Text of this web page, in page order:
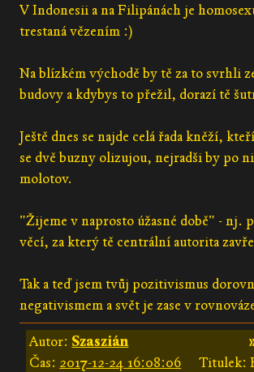
V Indonesii a na Filipánách je
trestaná vězením :)
Na blízkém východě by tě za to svrhli
budovy a kdybys to přežil, dorazí tě
Ještě dnes se najde celá řada kněží,
se dvě buzny olizujou, nejradši by po
molotov.
"Žijeme v naprosto úžasné době" - nj.
věcí, za který tě centrální autorita
Tak a teď jsem tvůj pozitivismus
negativismem a svět je zase v
Autor: Szaszián
Čas: 2017-12-24 16:08:06 Titulek: